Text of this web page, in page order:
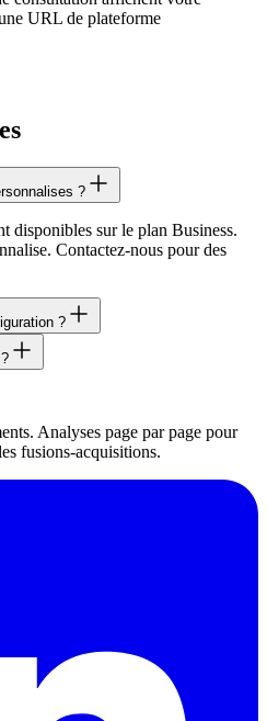
URL de plateforme
?
disponibles sur le plan Business.
Contactez-nous pour des
?
chez votre fournisseur DNS et
PaperLink. La
quelques minutes a quelques
un sous-domaine comme
Analyses page par page pour
fusions-acquisitions.